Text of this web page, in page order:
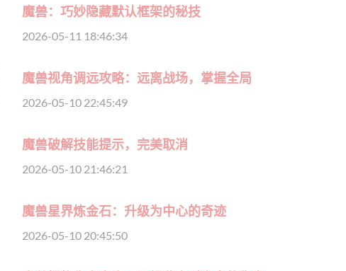
魔兽：巧妙隐藏默认框架的秘技
2026-05-11 18:46:34
魔兽视角调远攻略：远离战场，掌握全局
2026-05-10 22:45:49
魔兽破解技能提示，完美取消
2026-05-10 21:46:21
魔兽星界炼金石：升级为中心的奇迹
2026-05-10 20:45:50